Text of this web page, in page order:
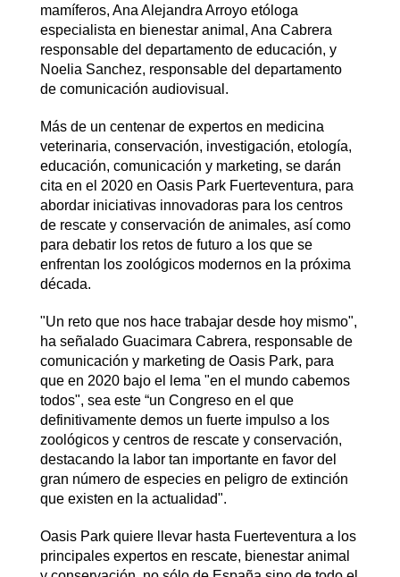
mamíferos, Ana Alejandra Arroyo etóloga
especialista en bienestar animal, Ana Cabrera
responsable del departamento de educación, y
Noelia Sanchez, responsable del departamento
de comunicación audiovisual.
Más de un centenar de expertos en medicina
veterinaria, conservación, investigación, etología,
educación, comunicación y marketing, se darán
cita en el 2020 en Oasis Park Fuerteventura, para
abordar iniciativas innovadoras para los centros
de rescate y conservación de animales, así como
para debatir los retos de futuro a los que se
enfrentan los zoológicos modernos en la próxima
década.
"Un reto que nos hace trabajar desde hoy mismo",
ha señalado Guacimara Cabrera, responsable de
comunicación y marketing de Oasis Park, para
que en 2020 bajo el lema "en el mundo cabemos
todos", sea este “un Congreso en el que
definitivamente demos un fuerte impulso a los
zoológicos y centros de rescate y conservación,
destacando la labor tan importante en favor del
gran número de especies en peligro de extinción
que existen en la actualidad".
Oasis Park quiere llevar hasta Fuerteventura a los
principales expertos en rescate, bienestar animal